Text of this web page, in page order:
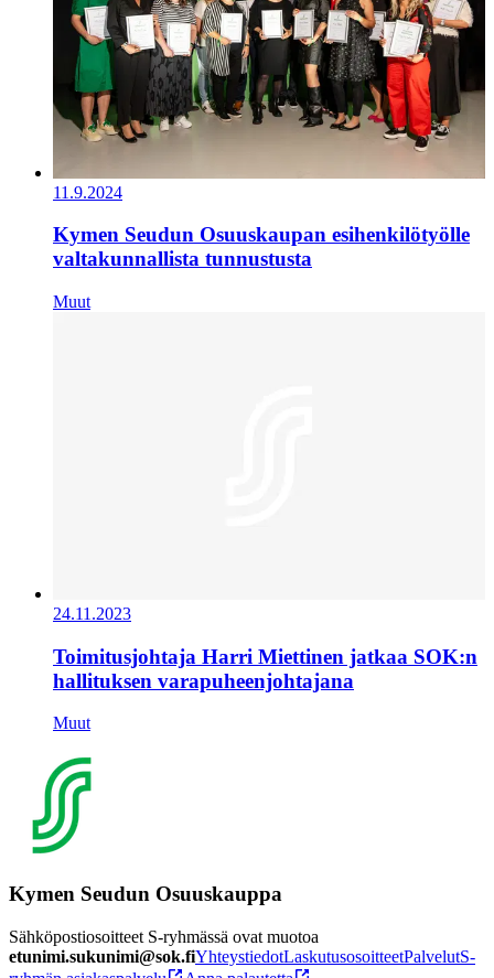
11.9.2024
Kymen Seudun Osuuskaupan esihenkilötyölle
valtakunnallista tunnustusta
Muut
24.11.2023
Toimitusjohtaja Harri Miettinen jatkaa SOK:n
hallituksen varapuheenjohtajana
Muut
Kymen Seudun Osuuskauppa
Sähköpostiosoitteet S-ryhmässä ovat muotoa
etunimi.sukunimi@sok.fiYhteystiedotLaskutusosoitteetPalvelutS-